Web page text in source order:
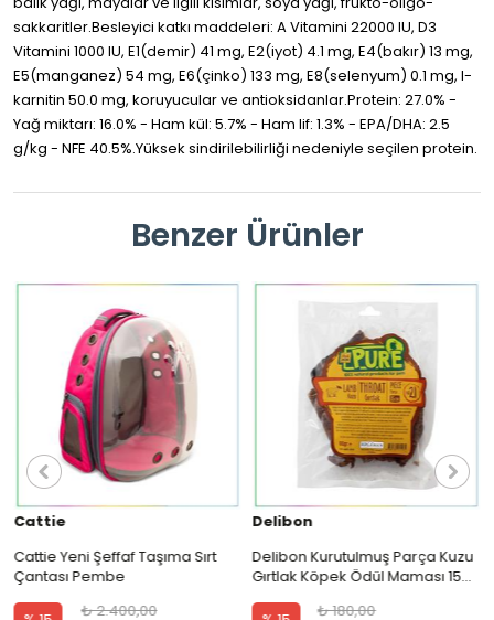
sakkaritler.Besleyici katkı maddeleri: A Vitamini 22000 IU, D3
Vitamini 1000 IU, E1(demir) 41 mg, E2(iyot) 4.1 mg, E4(bakır) 13 mg,
E5(manganez) 54 mg, E6(çinko) 133 mg, E8(selenyum) 0.1 mg, l-
karnitin 50.0 mg, koruyucular ve antioksidanlar.Protein: 27.0% -
Yağ miktarı: 16.0% - Ham kül: 5.7% - Ham lif: 1.3% - EPA/DHA: 2.5
g/kg - NFE 40.5%.Yüksek sindirilebilirliği nedeniyle seçilen protein.
Benzer Ürünler
Cattie
Cattie Yeni Şeffaf Taşıma Sırt
Çantası Pembe
₺ 2.400,00
Delibon
Delibon Kurutulmuş Parça Kuzu
Gırtlak Köpek Ödül Maması 15
₺ 180,00